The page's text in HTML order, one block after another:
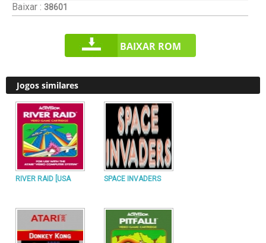
Baixar : 38601
BAIXAR ROM
Jogos similares
RIVER RAID [USA SPACE INVADERS